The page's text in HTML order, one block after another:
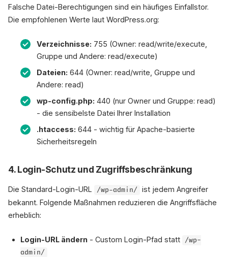
Falsche Datei-Berechtigungen sind ein häufiges Einfallstor.
Die empfohlenen Werte laut WordPress.org:
Verzeichnisse: 755 (Owner: read/write/execute,
Gruppe und Andere: read/execute)
Dateien: 644 (Owner: read/write, Gruppe und
Andere: read)
wp-config.php: 440 (nur Owner und Gruppe: read)
- die sensibelste Datei Ihrer Installation
.htaccess: 644 - wichtig für Apache-basierte
Sicherheitsregeln
4. Login-Schutz und Zugriffsbeschränkung
Die Standard-Login-URL /wp-admin/
ist jedem Angreifer
bekannt. Folgende Maßnahmen reduzieren die Angriffsfläche
erheblich:
Login-URL ändern - Custom Login-Pfad statt
/wp-
admin/